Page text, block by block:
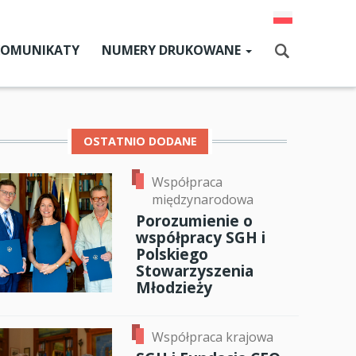
SGH
SGH
NUMERY DRUKOWANE
Aktualny numer
OSTATNIO DODANE
Współpraca
międzynarodowa
Porozumienie o
współpracy SGH i
Polskiego
Stowarzyszenia
Młodzieży
Współpraca krajowa